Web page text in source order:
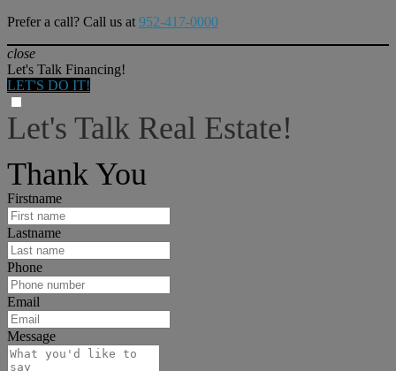
Prefer a call? Call us at 952-417-0000
close
Let's Talk Financing!
LET'S DO IT!
Let's Talk Real Estate!
Thank You
Firstname
Lastname
Phone
Email
Message